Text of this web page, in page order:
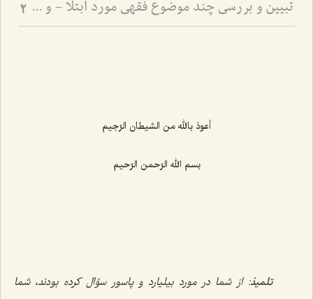
تبیین و بررسی چند موضوع فقهی مورد ابتلا - و حرمت تعدی به حقوق انسان‌ها 2
أعوذ بالله من الشیطان الرّجیم
بسم الله الرّحمن الرّحیم
تلمیذ: از شما در مورد بیلیارد و پاسور سؤال کرده بودند، شما